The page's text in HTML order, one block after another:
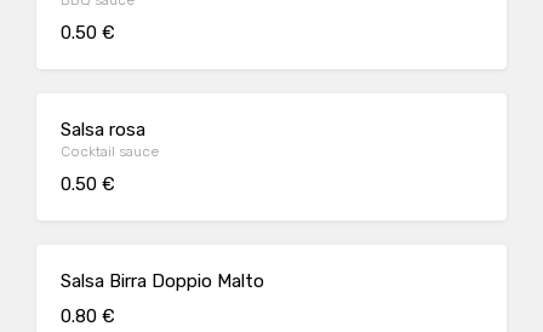
0.50 €
Salsa rosa
Cocktail sauce
0.50 €
Salsa Birra Doppio Malto
0.80 €